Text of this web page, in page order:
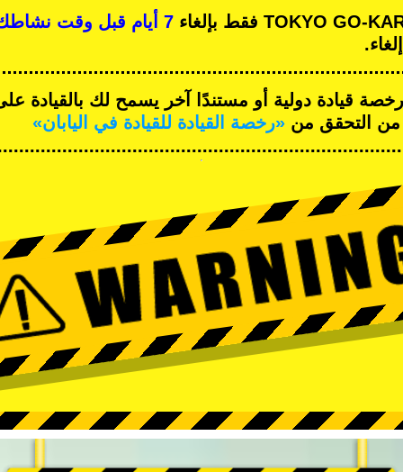
7 أيام قبل وقت نشاطك
قيادة دولية أو مستندًا آخر يسمح لك بالقيادة
من التحقق من «رخصة القيادة للقيادة في اليابان»